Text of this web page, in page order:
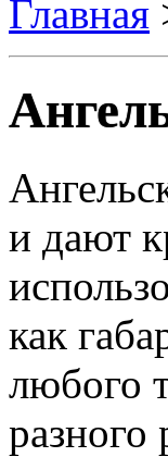
Главная
и дают
как
любого
разного